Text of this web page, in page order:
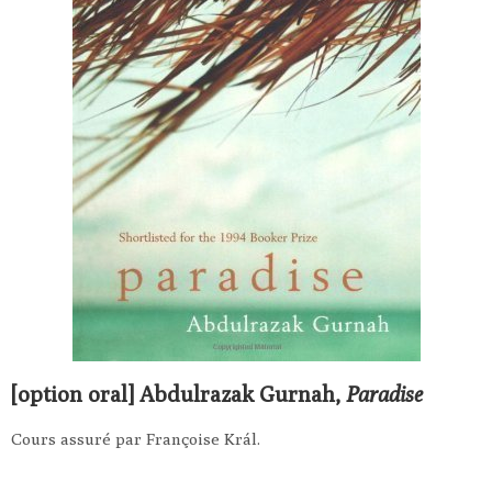
[option oral] Abdulrazak Gurnah, Paradise
Cours assuré par Françoise Král.